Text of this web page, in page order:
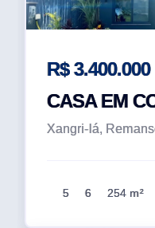
R$ 3.400.000
CASA EM
Xangri-lá,
5 6 254 m²